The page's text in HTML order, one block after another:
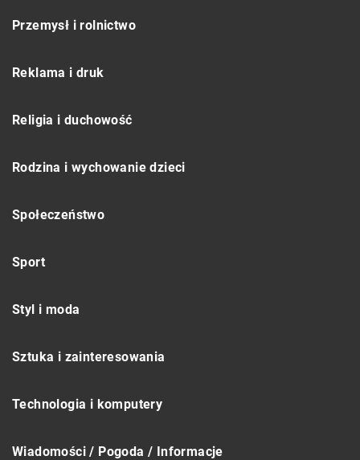
Przemysł i rolnictwo
Reklama i druk
Religia i duchowość
Rodzina i wychowanie dzieci
Społeczeństwo
Sport
Styl i moda
Sztuka i zainteresowania
Technologia i komputery
Wiadomości / Pogoda / Informacje